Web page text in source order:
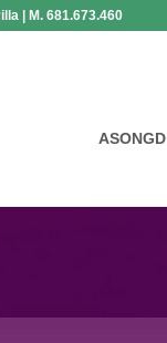
| M. 681.673.460
ASONGD